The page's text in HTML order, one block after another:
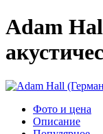
Adam
Фото и цена
Описание